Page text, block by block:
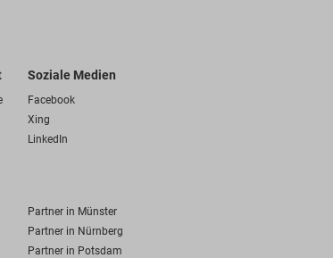
Soziale Medien
Facebook
Xing
LinkedIn
Partner in Münster
Partner in Nürnberg
Partner in Potsdam